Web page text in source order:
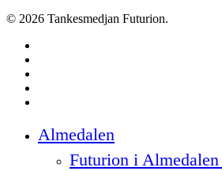
© 2026 Tankesmedjan Futurion.
Menu
Almedalen
Futurion i